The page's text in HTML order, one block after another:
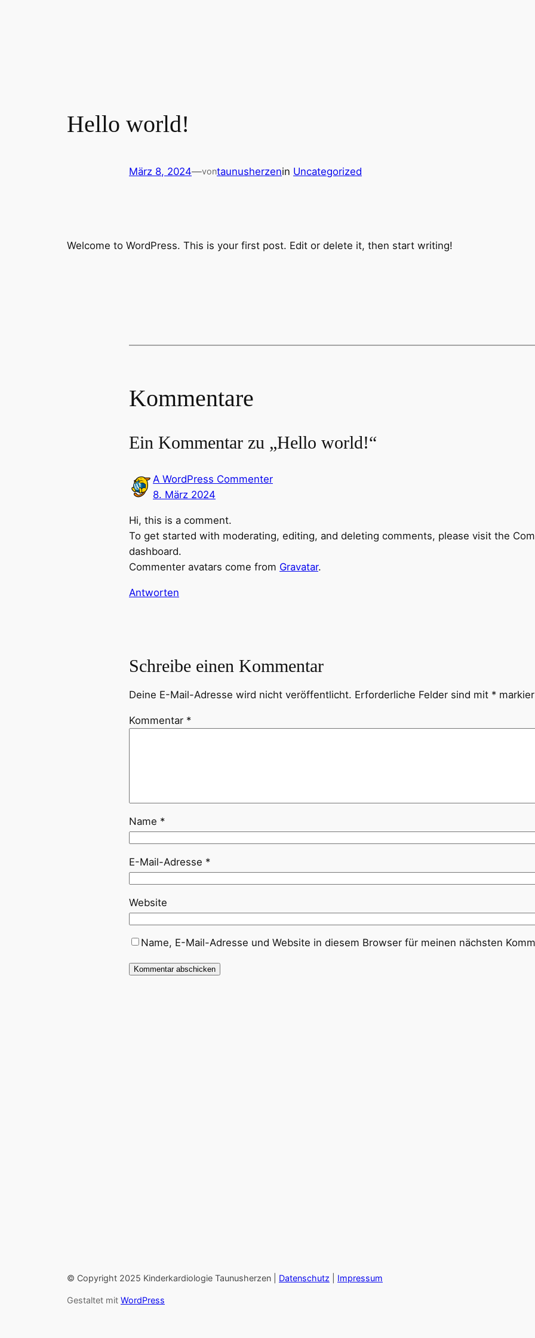
Hello world!
März 8, 2024—vontaunusherzenin Uncategorized
Welcome to WordPress. This is your first post. Edit or delete it, then start writing!
Kommentare
Ein Kommentar zu „Hello world!“
A WordPress Commenter
8. März 2024
Hi, this is a comment.
To get started with moderating, editing, and deleting comments, please visit the
dashboard.
Commenter avatars come from Gravatar.
Antworten
Schreibe einen Kommentar
Deine E-Mail-Adresse wird nicht veröffentlicht. Erforderliche Felder sind mit *
Kommentar *
Name *
E-Mail-Adresse *
Website
Name, E-Mail-Adresse und Website in diesem Browser für meinen nächsten
© Copyright 2025 Kinderkardiologie Taunusherzen | Datenschutz Impressum
Gestaltet mit WordPress